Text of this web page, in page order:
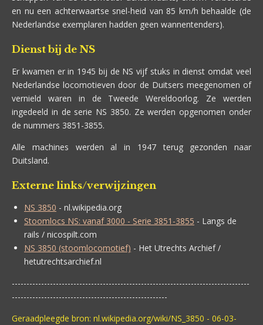
en nu een achterwaartse snel-heid van 85 km/h behaalde (de
Nederlandse exemplaren hadden geen wannentenders).
Dienst bij de NS
Er kwamen er in 1945 bij de NS vijf stuks in dienst omdat veel
Nederlandse locomotieven door de Duitsers meegenomen of
vernield waren in de Tweede Wereldoorlog. Ze werden
ingedeeld in de serie NS 3850. Ze werden opgenomen onder
de nummers 3851-3855.
Alle machines werden al in 1947 terug gezonden naar
Duitsland.
Externe links/verwijzingen
NS 3850 - nl.wikipedia.org
Stoomlocs NS: vanaf 3000 - Serie 3851-3855 - Langs de
rails / nicospilt.com
NS 3850 (stoomlocomotief) - Het Utrechts Archief /
hetutrechtsarchief.nl
---------------------------------------------------------------------------------
-----------------------------------------------------
Geraadpleegde bron: nl.wikipedia.org/wiki/NS_3850 - 06-03-